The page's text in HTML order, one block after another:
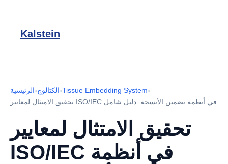
Kalstein
الرئيسية›الكتالوج›Tissue Embedding System›
تحقيق الامتثال لمعايير ISO/IEC في أنظمة تضمين الأنسجة: دليل شامل
تحقيق الامتثال لمعايير
ISO/IEC في أنظمة